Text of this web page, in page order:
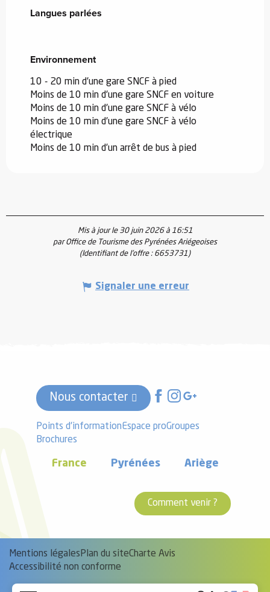
Langues parlées
Langues parlées
Environnement
Environnement
10 - 20 min d'une gare SNCF à pied
Moins de 10 min d'une gare SNCF en voiture
Moins de 10 min d'une gare SNCF à vélo
Moins de 10 min d'une gare SNCF à vélo
électrique
Moins de 10 min d’un arrêt de bus à pied
Mis à jour le 30 juin 2026 à 16:51
par Office de Tourisme des Pyrénées Ariégeoises
(Identifiant de l'offre : 6653731 )
Signaler une erreur
Nous contacter
Points d'informationEspace proGroupes
Brochures
France Pyrénées Ariège
Comment venir ?
Mentions légales Plan du siteCharte Avis
Accessibilité non conforme